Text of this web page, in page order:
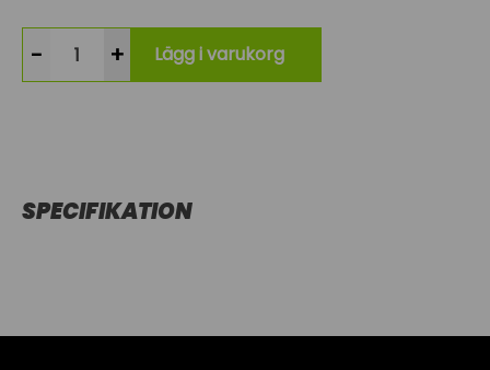
- + Lägg i varukorg
SPECIFIKATION